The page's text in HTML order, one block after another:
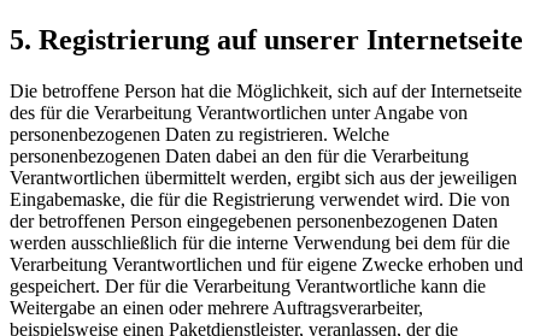
5. Registrierung auf unserer Internetseite
Die betroffene Person hat die Möglichkeit, sich auf der Internetseite
des für die Verarbeitung Verantwortlichen unter Angabe von
personenbezogenen Daten zu registrieren. Welche
personenbezogenen Daten dabei an den für die Verarbeitung
Verantwortlichen übermittelt werden, ergibt sich aus der jeweiligen
Eingabemaske, die für die Registrierung verwendet wird. Die von
der betroffenen Person eingegebenen personenbezogenen Daten
werden ausschließlich für die interne Verwendung bei dem für die
Verarbeitung Verantwortlichen und für eigene Zwecke erhoben und
gespeichert. Der für die Verarbeitung Verantwortliche kann die
Weitergabe an einen oder mehrere Auftragsverarbeiter,
beispielsweise einen Paketdienstleister, veranlassen, der die